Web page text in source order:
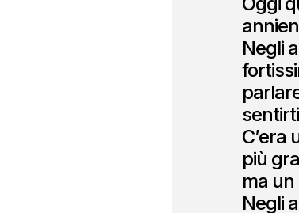
Negli
C’era
più
ma
Negli